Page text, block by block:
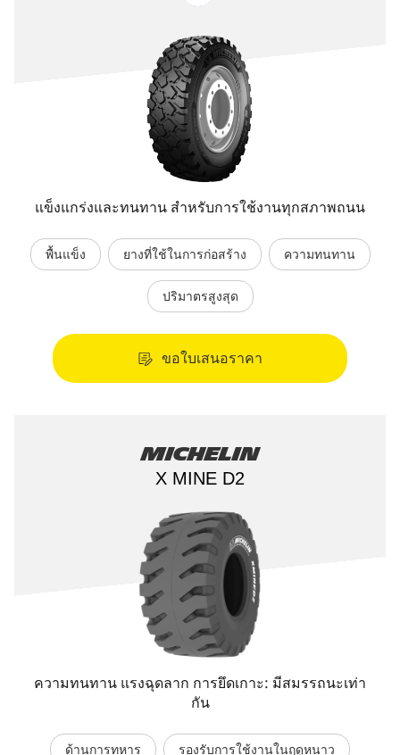
แข็งแกร่งและทนทาน สำหรับการใช้งานทุกสภาพถนน
พื้นแข็ง ยางที่ใช้ในการก่อสร้าง ความทนทาน
ปริมาตรสูงสุด
ขอใบเสนอราคา
Michelin
X MINE D2
ความทนทาน แรงฉุดลาก การยึดเกาะ: มีสมรรถนะเท่า
กัน
ด้านการทหาร รองรับการใช้งานในฤดูหนาว